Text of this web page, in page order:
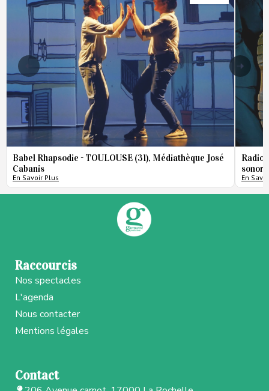
Babel Rhapsodie - TOULOUSE (31), Médiathèque José
Cabanis
En Savoir Plus
Radio
En
Raccourcis
Nos spectacles
L'agenda
Nous contacter
Mentions légales
Contact